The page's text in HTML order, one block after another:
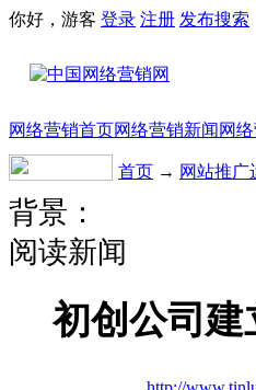
你好，游客 登录 注册 发布搜索
网络营销首页网络营销新闻 网
首页 → 网站推广
背景：
阅读新闻
初创公司建